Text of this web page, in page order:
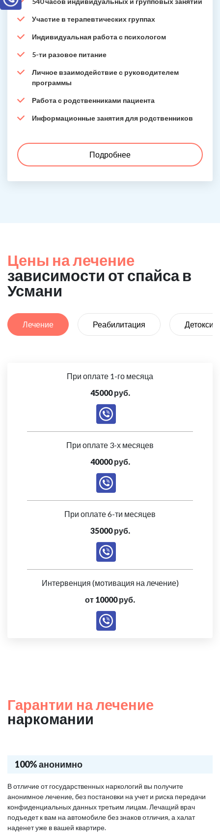
Участие в терапевтических группах
Индивидуальная работа с психологом
5-ти разовое питание
Личное взаимодействие с руководителем
программы
Работа с родственниками пациента
Информационные занятия для родственников
Подробнее
Цены на лечение
зависимости от спайса в
Усмани
Лечение Реабилитация
При оплате 1-го месяца
45000 руб.
При оплате 3-х месяцев
40000 руб.
При оплате 6-ти месяцев
35000 руб.
Интервенция (мотивация на лечение)
от 10000 руб.
Гарантии на лечение
наркомании
100% анонимно
В отличие от государственных наркологий вы получите
анонимное лечение, без постановки на учет и риска передачи
конфиденциальных данных третьим лицам. Лечащий врач
подъедет к вам на автомобиле без знаков отличия, а халат
наденет уже в вашей квартире.